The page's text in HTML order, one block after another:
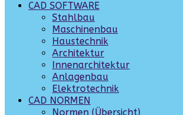
CAD SOFTWARE
Stahlbau
Maschinenbau
Haustechnik
Architektur
Innenarchitektur
Anlagenbau
Elektrotechnik
CAD NORMEN
Normen (Übersicht)